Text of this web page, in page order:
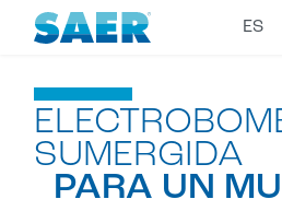
SUMERGIDA
PARA UN